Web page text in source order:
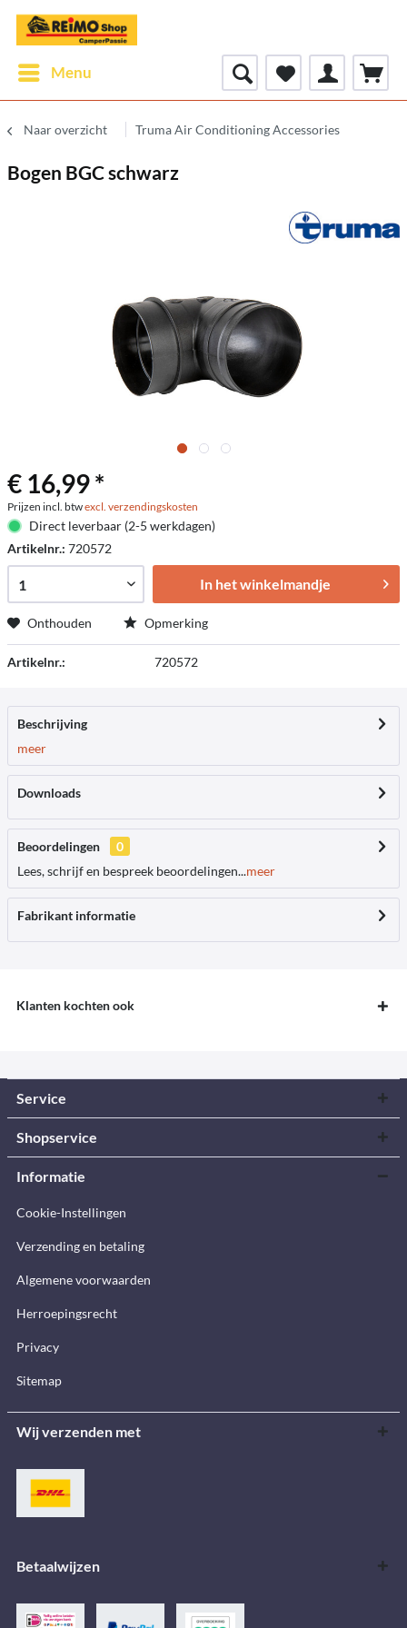
Menu
Naar overzicht Truma Air Conditioning Accessories
Bogen BGC schwarz
€ 16,99 *
Prijzen incl. btwexcl. verzendingskosten
Direct leverbaar (2-5 werkdagen)
Artikelnr.: 720572
In het winkelmandje
Onthouden Opmerking
Artikelnr.: 720572
Beschrijving
meer
Downloads
Beoordelingen
0
Lees, schrijf en bespreek beoordelingen...meer
Fabrikant informatie
Klanten kochten ook
Service
Shopservice
Informatie
Cookie-Instellingen
Verzending en betaling
Algemene voorwaarden
Herroepingsrecht
Privacy
Sitemap
Wij verzenden met
Betaalwijzen